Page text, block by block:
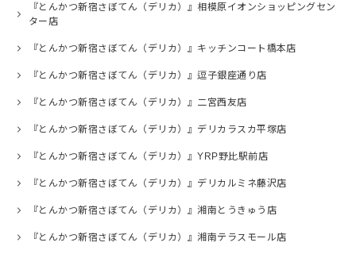
『とんかつ新宿さぼてん（デリカ）』相模原イオンショッピングセン
ター店
『とんかつ新宿さぼてん（デリカ）』キッチンコート橋本店
『とんかつ新宿さぼてん（デリカ）』逗子銀座通り店
『とんかつ新宿さぼてん（デリカ）』二宮西友店
『とんかつ新宿さぼてん（デリカ）』デリカラスカ平塚店
『とんかつ新宿さぼてん（デリカ）』YRP野比駅前店
『とんかつ新宿さぼてん（デリカ）』デリカルミネ藤沢店
『とんかつ新宿さぼてん（デリカ）』湘南とうきゅう店
『とんかつ新宿さぼてん（デリカ）』湘南テラスモール店